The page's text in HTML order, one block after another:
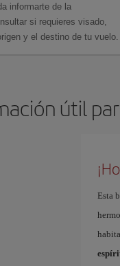
informarte de la
si requieres visado,
y el destino de tu vuelo.
útil
Esta